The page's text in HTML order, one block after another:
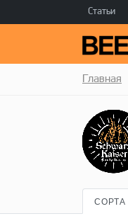
Статьи
Главная
СОРТА